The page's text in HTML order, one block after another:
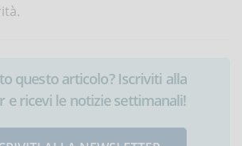
questo articolo? Iscriviti alla
e ricevi le notizie settimanali!